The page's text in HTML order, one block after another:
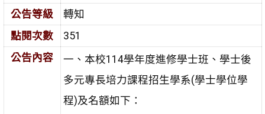
公告等級
轉知
點閱次數
351
公告內容
一、本校114學年度進修學士班、學士後
多元專長培力課程招生學系(學士學位學
程)及名額如下：